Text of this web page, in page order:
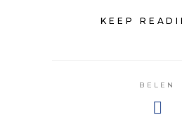
KEEP
BELEN